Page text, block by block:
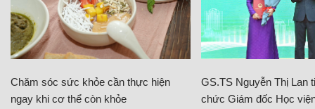
Chăm sóc sức khỏe cần thực hiện
ngay khi cơ thể còn khỏe
GS.TS Nguyễn Thị Lan
chức Giám đốc Học